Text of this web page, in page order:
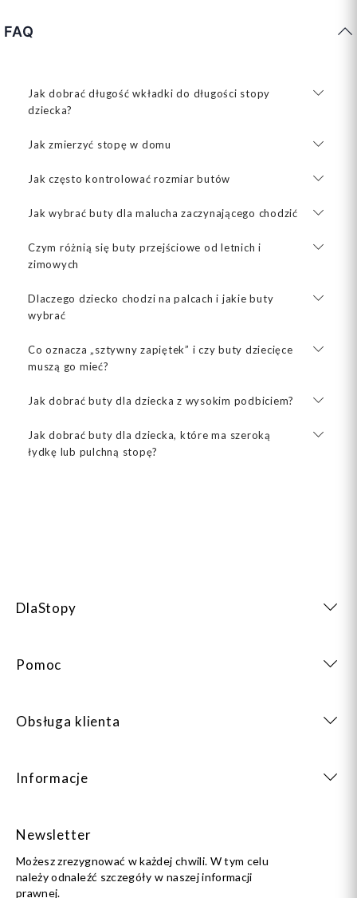
FAQ
Jak dobrać długość wkładki do długości stopy
dziecka?
Jak zmierzyć stopę w domu
Jak często kontrolować rozmiar butów
Jak wybrać buty dla malucha zaczynającego chodzić
Czym różnią się buty przejściowe od letnich i
zimowych
Dlaczego dziecko chodzi na palcach i jakie buty
wybrać
Co oznacza „sztywny zapiętek” i czy buty dziecięce
muszą go mieć?
Jak dobrać buty dla dziecka z wysokim podbiciem?
Jak dobrać buty dla dziecka, które ma szeroką
łydkę lub pulchną stopę?
DlaStopy
Pomoc
Obsługa klienta
Informacje
Newsletter
Możesz zrezygnować w każdej chwili. W tym celu
należy odnaleźć szczegóły w naszej informacji
prawnej.